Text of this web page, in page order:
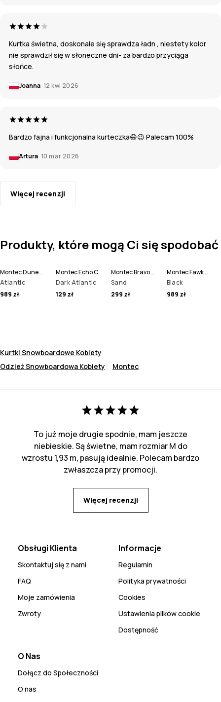
Kurtka świetna, doskonale się sprawdza ładn , niestety kolor
nie sprawdził się w słoneczne dni- za bardzo przyciąga
słońce.
Joanna 12 kwi 2026
Bardzo fajna i funkcjonalna kurteczka😄😉 Palecam 100%
Artura 10 mar 2026
Więcej recenzji
Produkty, które mogą Ci się spodobać
Montec Dune W Kurtka Narciarska Kobiety
Atlantic
989 zł
Montec Echo Czapka Beanie
Dark Atlantic
129 zł
Montec Bravo W Sweter Polarowy Kobiety
Sand
299 zł
Montec Fawk W Spodnie Narciarskie Kobiety
Black
989 zł
Kurtki Snowboardowe Kobiety
Odzież Snowboardowa Kobiety
Montec
To już moje drugie spodnie, mam jeszcze
niebieskie. Są świetne, mam rozmiar M do
wzrostu 1,93 m, pasują idealnie. Polecam bardzo
zwłaszcza przy promocji.
Więcej recenzji
Obsługi Klienta
Skontaktuj się z nami
FAQ
Moje zamówienia
Zwroty
Informacje
Regulamin
Polityka prywatności
Cookies
Ustawienia plików cookie
Dostępność
O Nas
Dołącz do Społeczności
O nas